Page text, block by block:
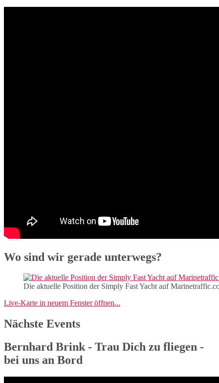
Wo sind wir gerade unterwegs?
Die aktuelle Position der Simply Fast Yacht auf
Live-Karte in neuem Fenster öffnen...
Nächste Events
Bernhard Brink - Trau Dich zu fliegen -
bei uns an Bord